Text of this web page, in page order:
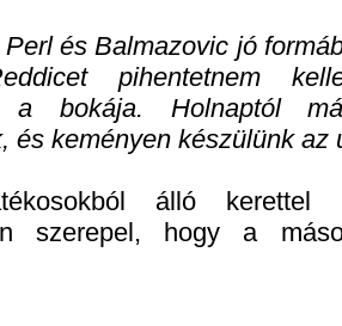
és Balmazovic jó
pihentetnem
a bokája. Holnaptól
és keményen készülünk az
álló kerettel
szerepel, hogy a